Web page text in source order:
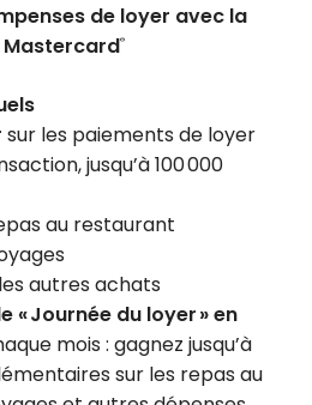
de loyer avec la
Mastercard®
sur les paiements de loyer
jusqu’à 100 000
au restaurant
autres achats
« Journée du loyer » en
mois : gagnez jusqu’à
sur les repas au